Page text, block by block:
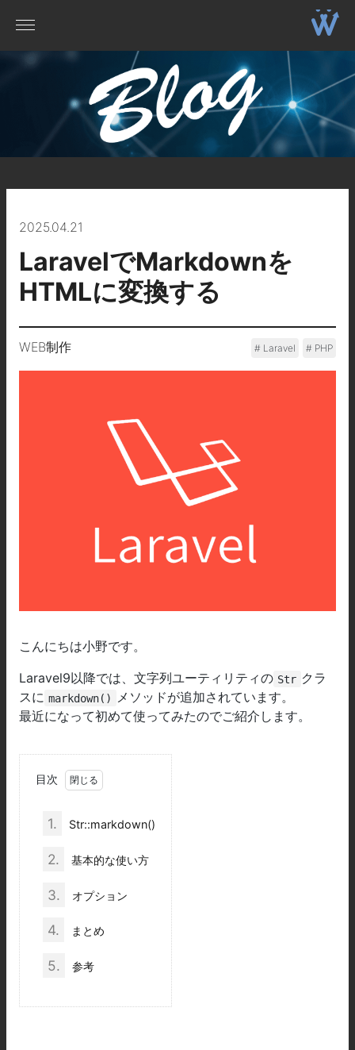
2025.04.21
LaravelでMarkdownを
HTMLに変換する
WEB制作 Laravel PHP
こんにちは小野です。
Laravel9以降では、文字列ユーティリティの Str クラ
スに markdown()
メソッドが追加されています。
最近になって初めて使ってみたのでご紹介します。
目次
1. Str::markdown()
2. 基本的な使い方
3. オプション
4. まとめ
5. 参考